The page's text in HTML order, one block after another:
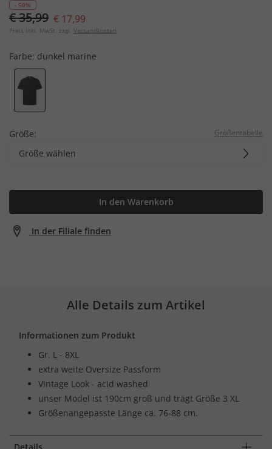
- 50%
€ 35,99 € 17,99
Preis inkl. MwSt. zzgl. Versandkosten
Farbe: dunkel marine
Größe: Größentabelle
Größe wählen
In den Warenkorb
In der Filiale finden
Alle Details zum Artikel
Informationen zum Produkt
Gr. L - 8XL
extra weite Oversize Passform
Vintage Look - acid washed
unser Model ist 190cm groß und trägt Größe 3 XL
Größenangepasste Länge ca. 76-88 cm.